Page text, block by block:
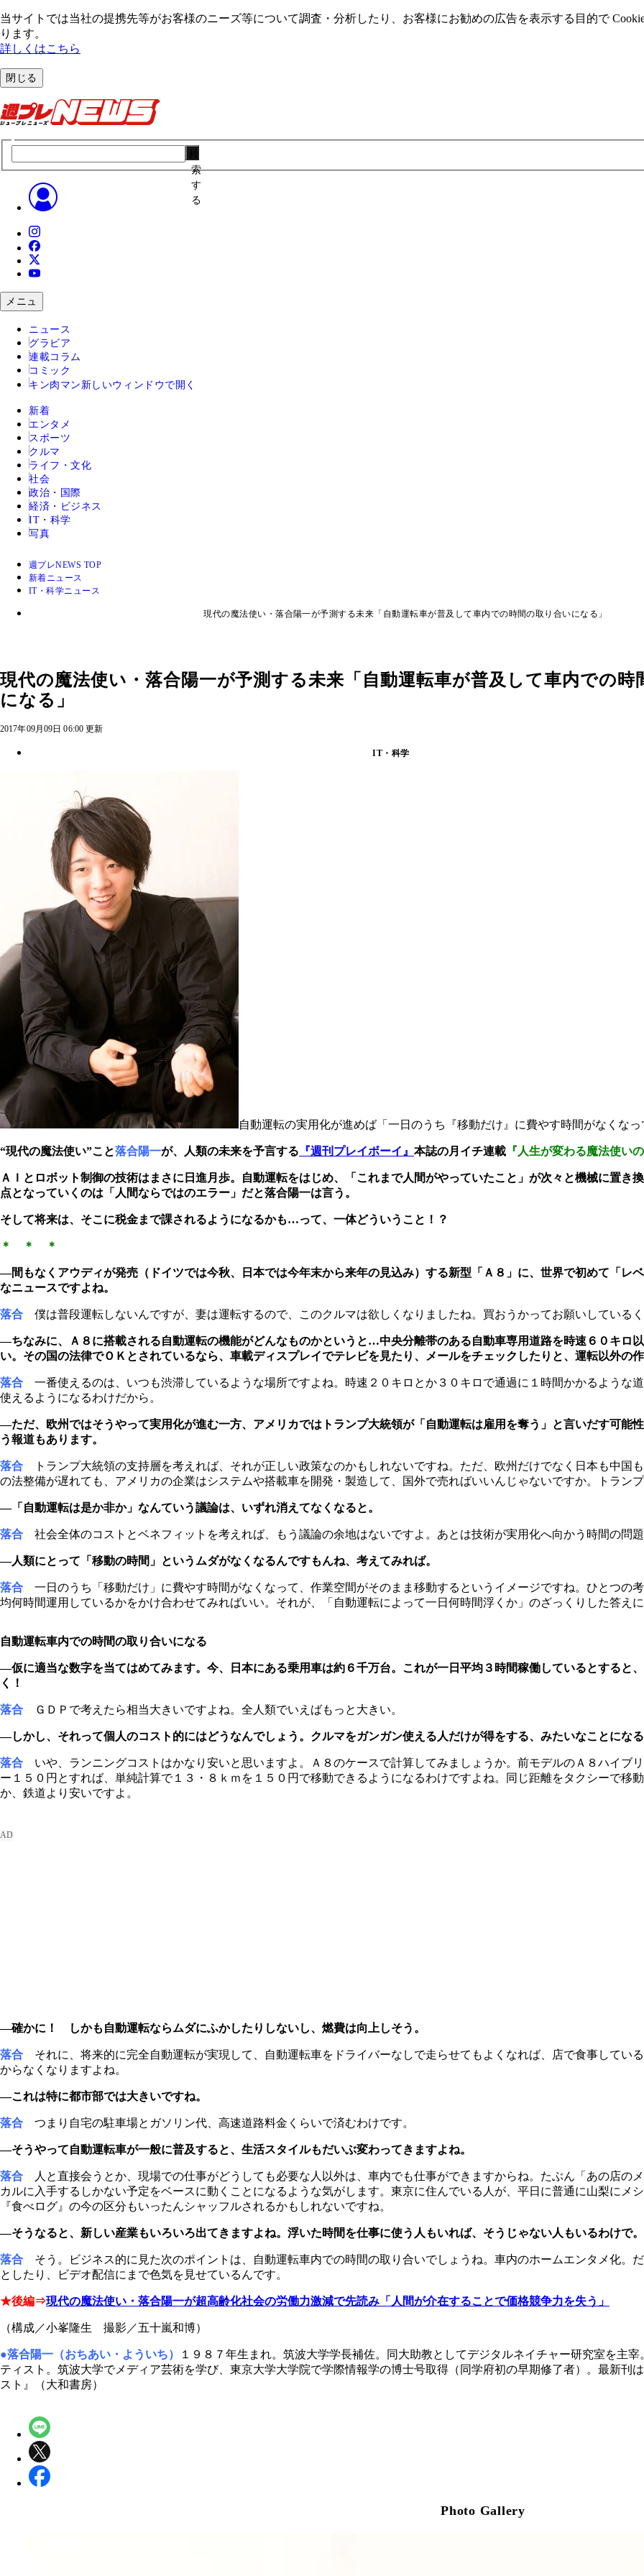
当サイトでは当社の提携先等がお客様のニーズ等について調査・分析したり、お客様にお勧めの広告を表⽰する⽬的で
ります。
詳しくはこちら
閉じる
索
す
る
メニュ
ニュース
グラビア
連載コラム
コミック
キン肉マン 新しいウィンドウで開く
新着
エンタメ
スポーツ
クルマ
ライフ・文化
社会
政治・国際
経済・ビジネス
IT・科学
写真
週プレNEWS TOP
新着ニュース
IT・科学ニュース
現代の魔法使い・落合陽一が予測する未来「自動運転車が普及して車内での時間の取り合いになる」
現代の魔法使い・落合陽一が予測する未来「自動運転車が普及して車内での時
になる」
2017年09月09日 06:00 更新
IT・科学
自動運転の実用化が進めば「一日のうち『移動だけ』に費やす時間がなくな
“現代の魔法使い”こと落合陽一が、人類の未来を予言する 『週刊プレイボーイ』 本誌の月イチ連載 『人生が変わる魔法使いの
ＡＩとロボット制御の技術はまさに日進月歩。自動運転をはじめ、「これまで人間がやっていたこと」が次々と機械に置き
点となっていくのは「人間ならではのエラー」だと落合陽一は言う。
そして将来は、そこに税金まで課されるようになるかも…って、一体どういうこと！？
＊ ＊ ＊
―間もなくアウディが発売（ドイツでは今秋、日本では今年末から来年の見込み）する新型「Ａ８」に、世界で初めて「レ
なニュースですよね。
落合 僕は普段運転しないんですが、妻は運転するので、このクルマは欲しくなりましたね。買おうかってお願いしているく
―ちなみに、Ａ８に搭載される自動運転の機能がどんなものかというと…中央分離帯のある自動車専用道路を時速６０キロ
い。その国の法律でＯＫとされているなら、車載ディスプレイでテレビを見たり、メールをチェックしたりと、運転以外の作
落合 一番使えるのは、いつも渋滞しているような場所ですよね。時速２０キロとか３０キロで通過に１時間かかるような
使えるようになるわけだから。
―ただ、欧州ではそうやって実用化が進む一方、アメリカではトランプ大統領が「自動運転は雇用を奪う」と言いだす可
う報道もあります。
落合 トランプ大統領の支持層を考えれば、それが正しい政策なのかもしれないですね。ただ、欧州だけでなく日本も中国
の法整備が遅れても、アメリカの企業はシステムや搭載車を開発・製造して、国外で売ればいいんじゃないですか。トラン
―「自動運転は是か非か」なんていう議論は、いずれ消えてなくなると。
落合 社会全体のコストとベネフィットを考えれば、もう議論の余地はないですよ。あとは技術が実用化へ向かう時間の問題
―人類にとって「移動の時間」というムダがなくなるんですもんね、考えてみれば。
落合 一日のうち「移動だけ」に費やす時間がなくなって、作業空間がそのまま移動するというイメージですね。ひとつの
均何時間運用しているかをかけ合わせてみればいい。それが、「自動運転によって一日何時間浮くか」のざっくりした答えに
自動運転車内での時間の取り合いになる
―仮に適当な数字を当てはめてみます。今、日本にある乗用車は約６千万台。これが一日平均３時間稼働しているとすると
く！
落合 ＧＤＰで考えたら相当大きいですよね。全人類でいえばもっと大きい。
―しかし、それって個人のコスト的にはどうなんでしょう。クルマをガンガン使える人だけが得をする、みたいなことになる
落合 いや、ランニングコストはかなり安いと思いますよ。Ａ８のケースで計算してみましょうか。前モデルのＡ８ハイブ
ー１５０円とすれば、単純計算で１３・８ｋｍを１５０円で移動できるようになるわけですよね。同じ距離をタクシーで移
か、鉄道より安いですよ。
―確かに！ しかも自動運転ならムダにふかしたりしないし、燃費は向上しそう。
落合 それに、将来的に完全自動運転が実現して、自動運転車をドライバーなしで走らせてもよくなれば、店で食事してい
からなくなりますよね。
―これは特に都市部では大きいですね。
落合 つまり自宅の駐車場とガソリン代、高速道路料金くらいで済むわけです。
―そうやって自動運転車が一般に普及すると、生活スタイルもだいぶ変わってきますよね。
落合 人と直接会うとか、現場での仕事がどうしても必要な人以外は、車内でも仕事ができますからね。たぶん「あの店の
カルに入手するしかない予定をベースに動くことになるような気がします。東京に住んでいる人が、平日に普通に山梨にメ
『食べログ』の今の区分もいったんシャッフルされるかもしれないですね。
―そうなると、新しい産業もいろいろ出てきますよね。浮いた時間を仕事に使う人もいれば、そうじゃない人もいるわけで。
落合 そう。ビジネス的に見た次のポイントは、自動運転車内での時間の取り合いでしょうね。車内のホームエンタメ化。
としたり、ビデオ配信にまで色気を見せているんです。
★後編⇒現代の魔法使い・落合陽一が超高齢化社会の労働力激減で先読み「人間が介在することで価格競争力を失う」
（構成／小峯隆生 撮影／五十嵐和博）
●落合陽一（おちあい・よういち）
１９８７年生まれ。筑波大学学長補佐。同大助教としてデジタルネイチャー研究室を主
ティスト。筑波大学でメディア芸術を学び、東京大学大学院で学際情報学の博士号取得（同学府初の早期修了者）。最新
スト』（大和書房）
Photo Gallery